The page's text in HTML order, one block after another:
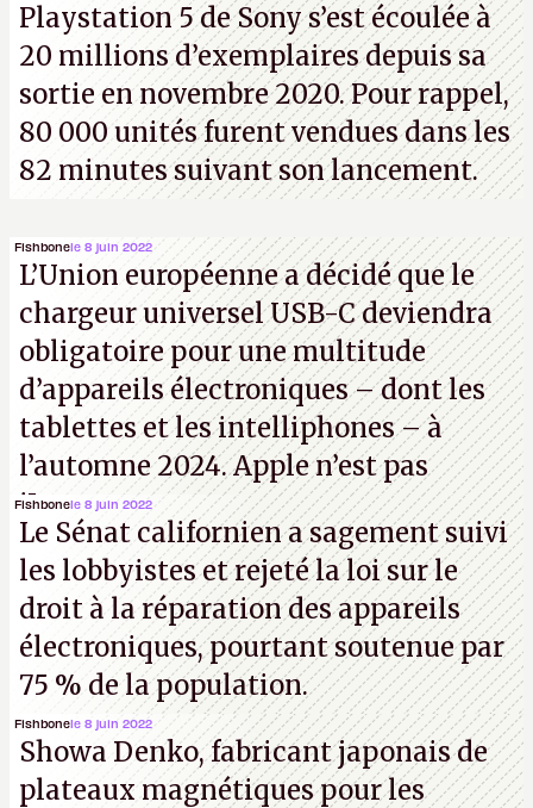
Playstation 5 de Sony s’est écoulée à
20 millions d’exemplaires depuis sa
sortie en novembre 2020. Pour rappel,
80 000 unités furent vendues dans les
82 minutes suivant son lancement.
Fishbonele 8 juin 2022
L’Union européenne a décidé que le
chargeur universel USB-C deviendra
obligatoire pour une multitude
d’appareils électroniques – dont les
tablettes et les intelliphones – à
l’automne 2024. Apple n’est pas
iJouasse.
Fishbonele 8 juin 2022
Le Sénat californien a sagement suivi
les lobbyistes et rejeté la loi sur le
droit à la réparation des appareils
électroniques, pourtant soutenue par
75 % de la population.
Fishbonele 8 juin 2022
Showa Denko, fabricant japonais de
plateaux magnétiques pour les